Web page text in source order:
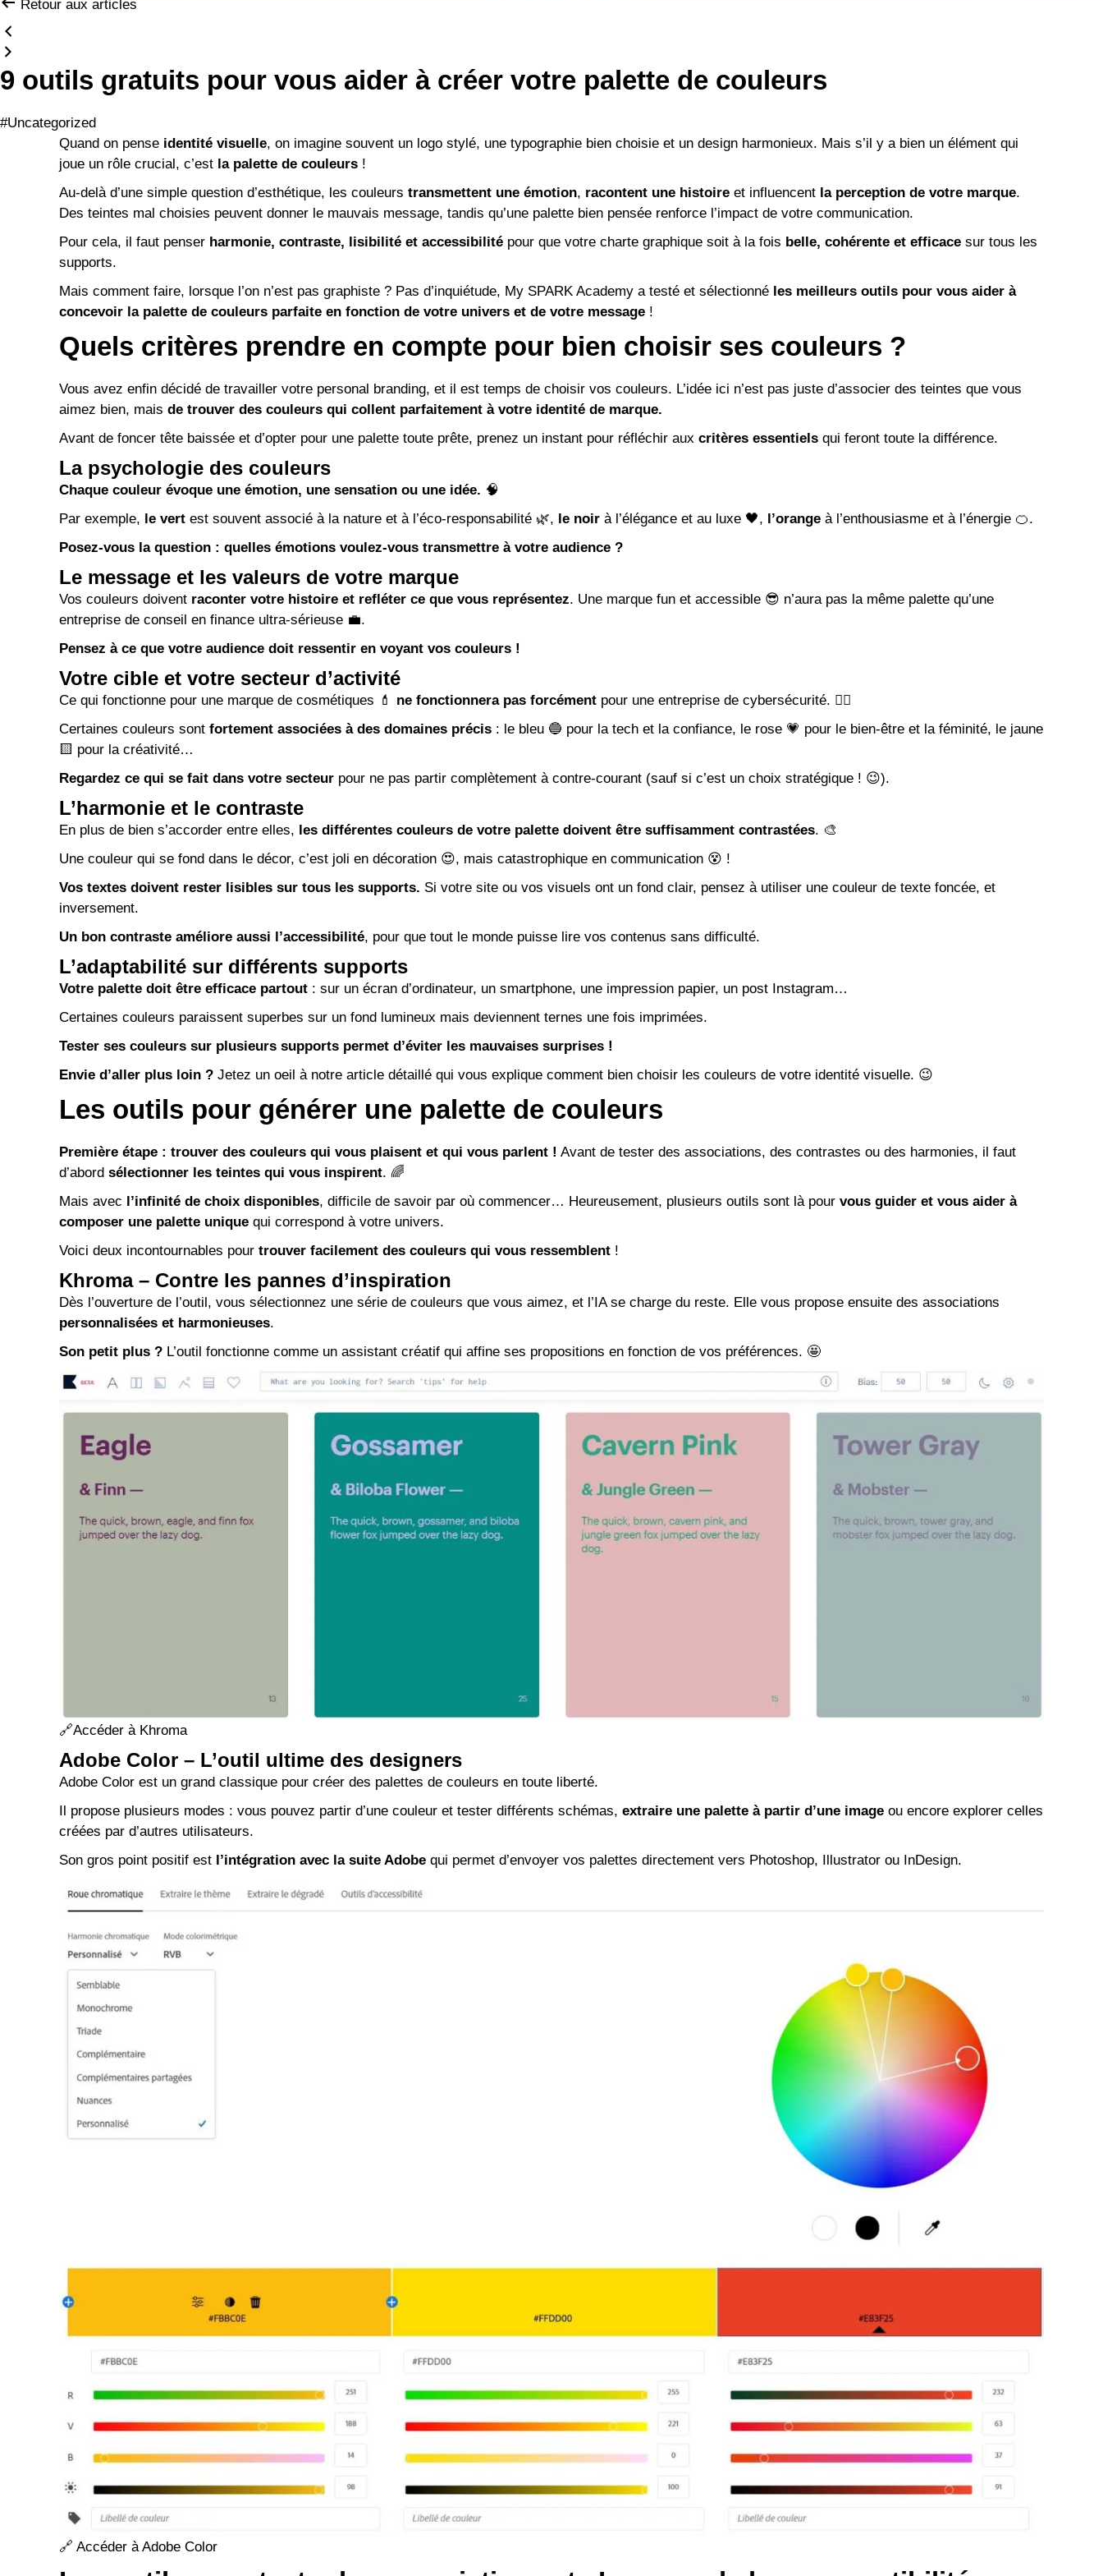
Retour aux articles
9 outils gratuits pour vous aider à créer votre palette de couleurs
#Uncategorized
Quand on pense identité visuelle, on imagine souvent un logo stylé, une typographie bien choisie et un design harmonieux. Mais s’il y a bien un élément qui
joue un rôle crucial, c’est la palette de couleurs !
Au-delà d’une simple question d’esthétique, les couleurs transmettent une émotion, racontent une histoire et influencent la perception de votre marque.
Des teintes mal choisies peuvent donner le mauvais message, tandis qu’une palette bien pensée renforce l’impact de votre communication.
Pour cela, il faut penser harmonie, contraste, lisibilité et accessibilité pour que votre charte graphique soit à la fois belle, cohérente et efficace sur tous les
supports.
Mais comment faire, lorsque l’on n’est pas graphiste ? Pas d’inquiétude, My SPARK Academy a testé et sélectionné les meilleurs outils pour vous aider à
concevoir la palette de couleurs parfaite en fonction de votre univers et de votre message !
Quels critères prendre en compte pour bien choisir ses couleurs ?
Vous avez enfin décidé de travailler votre personal branding, et il est temps de choisir vos couleurs. L’idée ici n’est pas juste d’associer des teintes que vous
aimez bien, mais de trouver des couleurs qui collent parfaitement à votre identité de marque.
Avant de foncer tête baissée et d’opter pour une palette toute prête, prenez un instant pour réfléchir aux critères essentiels qui feront toute la différence.
La psychologie des couleurs
Chaque couleur évoque une émotion, une sensation ou une idée. 🧠
Par exemple, le vert est souvent associé à la nature et à l’éco-responsabilité 🌿, le noir à l’élégance et au luxe 🖤, l’orange à l’enthousiasme et à l’énergie 🍊.
Posez-vous la question : quelles émotions voulez-vous transmettre à votre audience ?
Le message et les valeurs de votre marque
Vos couleurs doivent raconter votre histoire et refléter ce que vous représentez. Une marque fun et accessible 😎 n’aura pas la même palette qu’une
entreprise de conseil en finance ultra-sérieuse 💼.
Pensez à ce que votre audience doit ressentir en voyant vos couleurs !
Votre cible et votre secteur d’activité
Ce qui fonctionne pour une marque de cosmétiques 💄 ne fonctionnera pas forcément pour une entreprise de cybersécurité. 🐱‍👤
Certaines couleurs sont fortement associées à des domaines précis : le bleu 🔵 pour la tech et la confiance, le rose 💗 pour le bien-être et la féminité, le jaune
🟨 pour la créativité…
Regardez ce qui se fait dans votre secteur pour ne pas partir complètement à contre-courant (sauf si c’est un choix stratégique ! 😉).
L’harmonie et le contraste
En plus de bien s’accorder entre elles, les différentes couleurs de votre palette doivent être suffisamment contrastées. 🎨
Une couleur qui se fond dans le décor, c’est joli en décoration 😍, mais catastrophique en communication 😵 !
Vos textes doivent rester lisibles sur tous les supports. Si votre site ou vos visuels ont un fond clair, pensez à utiliser une couleur de texte foncée, et
inversement.
Un bon contraste améliore aussi l’accessibilité, pour que tout le monde puisse lire vos contenus sans difficulté.
L’adaptabilité sur différents supports
Votre palette doit être efficace partout : sur un écran d’ordinateur, un smartphone, une impression papier, un post Instagram…
Certaines couleurs paraissent superbes sur un fond lumineux mais deviennent ternes une fois imprimées.
Tester ses couleurs sur plusieurs supports permet d’éviter les mauvaises surprises !
Envie d’aller plus loin ? Jetez un oeil à notre article détaillé qui vous explique comment bien choisir les couleurs de votre identité visuelle. 😉
Les outils pour générer une palette de couleurs
Première étape : trouver des couleurs qui vous plaisent et qui vous parlent ! Avant de tester des associations, des contrastes ou des harmonies, il faut
d’abord sélectionner les teintes qui vous inspirent. 🌈
Mais avec l’infinité de choix disponibles, difficile de savoir par où commencer… Heureusement, plusieurs outils sont là pour vous guider et vous aider à
composer une palette unique qui correspond à votre univers.
Voici deux incontournables pour trouver facilement des couleurs qui vous ressemblent !
Khroma – Contre les pannes d’inspiration
Dès l’ouverture de l’outil, vous sélectionnez une série de couleurs que vous aimez, et l’IA se charge du reste. Elle vous propose ensuite des associations
personnalisées et harmonieuses.
Son petit plus ? L’outil fonctionne comme un assistant créatif qui affine ses propositions en fonction de vos préférences. 🤩
🔗Accéder à Khroma
Adobe Color – L’outil ultime des designers
Adobe Color est un grand classique pour créer des palettes de couleurs en toute liberté.
Il propose plusieurs modes : vous pouvez partir d’une couleur et tester différents schémas, extraire une palette à partir d’une image ou encore explorer celles
créées par d’autres utilisateurs.
Son gros point positif est l’intégration avec la suite Adobe qui permet d’envoyer vos palettes directement vers Photoshop, Illustrator ou InDesign.
🔗 Accéder à Adobe Color